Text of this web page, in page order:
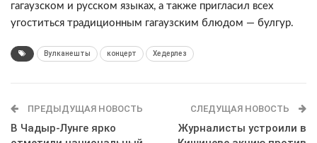
гагаузском и русском языках, а также пригласил всех
угоститься традиционным гагаузским блюдом — булгур.
Вулканешты концерт Хедерлез
ПРЕДЫДУЩАЯ НОВОСТЬ
В Чадыр-Лунге ярко
СЛЕДУЩАЯ НОВОСТЬ
Журналисты устроили в